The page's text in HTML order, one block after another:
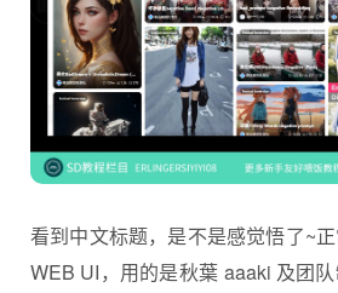
看到中文标题，是不是感觉悟了~
WEB UI，用的是秋葉 aaaki 及团